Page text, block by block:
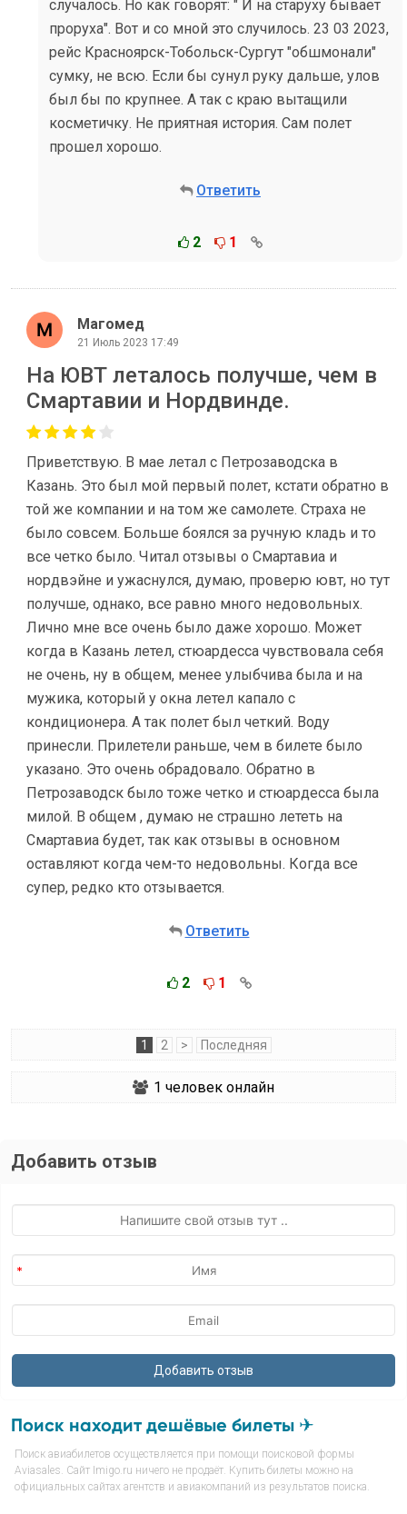
случалось. Но как говорят: " И на старуху бывает
проруха". Вот и со мной это случилось. 23 03 2023,
рейс Красноярск-Тобольск-Сургут "обшмонали"
сумку, не всю. Если бы сунул руку дальше, улов
был бы по крупнее. А так с краю вытащили
косметичку. Не приятная история. Сам полет
прошел хорошо.
Ответить
2 1
Магомед
21 Июль 2023 17:49
На ЮВТ леталось получше, чем в
Смартавии и Нордвинде.
Приветствую. В мае летал с Петрозаводска в
Казань. Это был мой первый полет, кстати обратно в
той же компании и на том же самолете. Страха не
было совсем. Больше боялся за ручную кладь и то
все четко было. Читал отзывы о Смартавиа и
нордвэйне и ужаснулся, думаю, проверю ювт, но тут
получше, однако, все равно много недовольных.
Лично мне все очень было даже хорошо. Может
когда в Казань летел, стюардесса чувствовала себя
не очень, ну в общем, менее улыбчива была и на
мужика, который у окна летел капало с
кондиционера. А так полет был четкий. Воду
принесли. Прилетели раньше, чем в билете было
указано. Это очень обрадовало. Обратно в
Петрозаводск было тоже четко и стюардесса была
милой. В общем , думаю не страшно лететь на
Смартавиа будет, так как отзывы в основном
оставляют когда чем-то недовольны. Когда все
супер, редко кто отзывается.
Ответить
2 1
1 2 > Последняя
1 человек онлайн
Добавить отзыв
Поиск находит дешёвые билеты ✈
Поиск авиабилетов осуществляется при помощи поисковой формы
Aviasales. Сайт Imigo.ru ничего не продаёт. Купить билеты можно на
официальных сайтах агентств и авиакомпаний из результатов поиска.